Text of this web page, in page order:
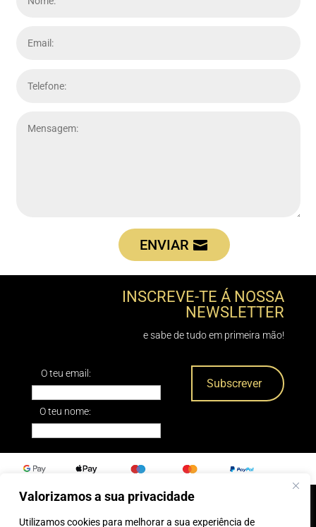
Valorizamos a sua privacidade
Utilizamos cookies para melhorar a sua experiência de
ENVIAR
INSCREVE-TE Á NOSSA
NEWSLETTER
e sabe de tudo em primeira mão!
O teu email:
O teu nome: